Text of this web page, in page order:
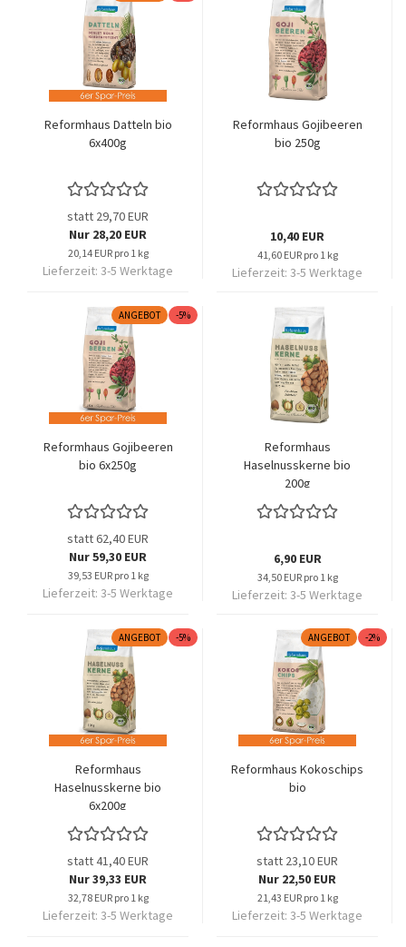
Reformhaus Datteln bio
6x400g
statt 29,70 EUR
Nur 28,20 EUR
20,14 EUR pro 1 kg
Lieferzeit: 3-5 Werktage
Reformhaus Gojibeeren
bio 250g
10,40 EUR
41,60 EUR pro 1 kg
Lieferzeit: 3-5 Werktage
ANGEBOT -5%
Reformhaus Gojibeeren
bio 6x250g
statt 62,40 EUR
Nur 59,30 EUR
39,53 EUR pro 1 kg
Lieferzeit: 3-5 Werktage
Reformhaus
Haselnusskerne bio
200g
6,90 EUR
34,50 EUR pro 1 kg
Lieferzeit: 3-5 Werktage
ANGEBOT -5%
Reformhaus
Haselnusskerne bio
6x200g
statt 41,40 EUR
Nur 39,33 EUR
32,78 EUR pro 1 kg
Lieferzeit: 3-5 Werktage
ANGEBOT -2%
Reformhaus Kokoschips
bio
statt 23,10 EUR
Nur 22,50 EUR
21,43 EUR pro 1 kg
Lieferzeit: 3-5 Werktage